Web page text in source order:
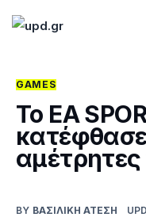
Home
News
GAMES
Το EA
BY ΒΑΣΙΛΙΚΉ ΑΤΈΣΗ